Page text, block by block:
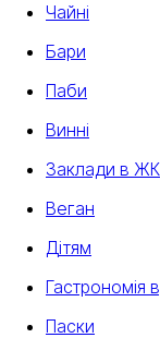
Чайні
Бари
Паби
Винні
Заклади в ЖК
Веган
Дітям
Гастрономія
Паски